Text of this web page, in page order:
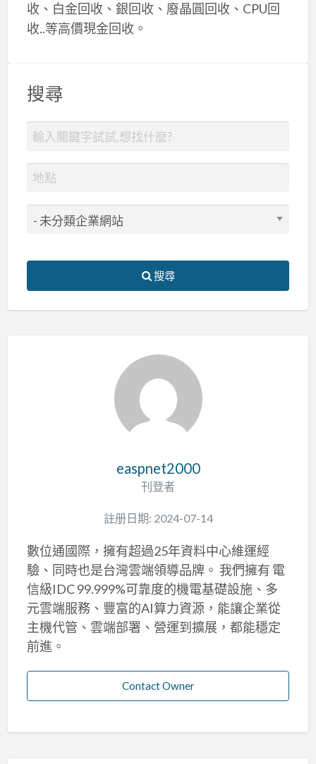
收、白金回收、銀回收、廢晶圓回收、CPU回
收..等高價現金回收。
搜尋
搜尋
easpnet2000
刊登者
註册日期: 2024-07-14
數位通國際，擁有超過25年資料中心維運經
驗、同時也是台灣雲端領導品牌。 我們擁有 電
信級IDC 99.999%可靠度的機電基礎設施、多
元雲端服務、豐富的AI算力資源，能讓企業從
主機代管、雲端部署、營運到擴展，都能穩定
前進。
Contact Owner